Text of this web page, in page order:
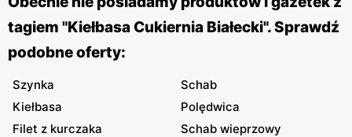
tagiem "Kiełbasa Cukiernia Białecki". Sprawdź
podobne oferty:
Szynka
Schab
Kiełbasa
Polędwica
Filet z kurczaka
Schab wieprzowy